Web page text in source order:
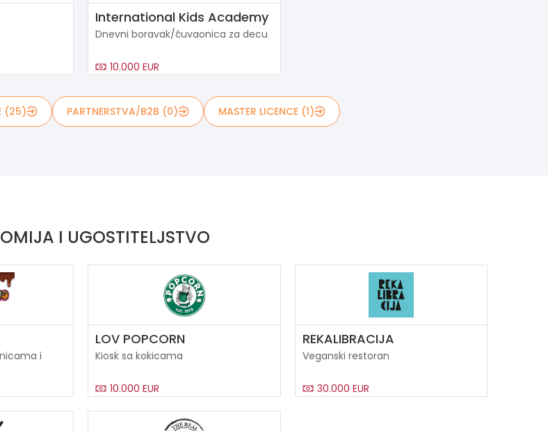
International Kids Academy
Dnevni boravak/čuvaonica za decu
10.000 EUR
(25) PARTNERSTVA/B2B (0) MASTER LICENCE (1)
I UGOSTITELJSTVO
i
LOV POPCORN
Kiosk sa kokicama
10.000 EUR
REKALIBRACIJA
Veganski restoran
30.000 EUR